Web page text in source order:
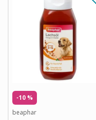
-10 %
beaphar